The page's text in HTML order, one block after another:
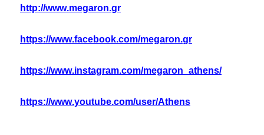
http://www.megaron.gr
https://www.facebook.com/megaron.gr
https://www.instagram.com/megaron athens/
https://www.youtube.com/user/Athens